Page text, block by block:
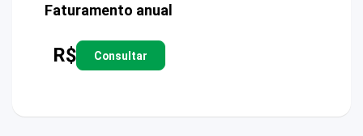
Faturamento anual
R$ Consultar